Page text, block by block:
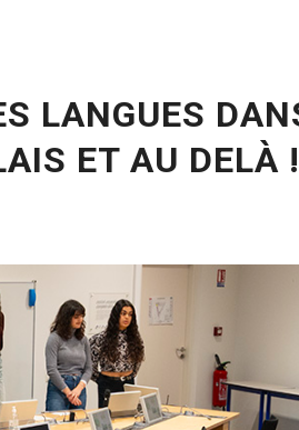
LANGUES
ET AU DELÀ !